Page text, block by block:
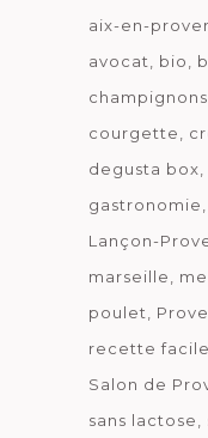
aix-en-
avocat
bio
champignons
courgette
degusta box
gastronomie
Lançon-
marseille
poulet
recette facile
Salon de
sans lactose